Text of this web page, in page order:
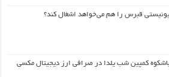
قبرس را هم می‌خواهد اشغال کند؟
کمپین شب یلدا در صرافی ارز دیجیتال مکسی